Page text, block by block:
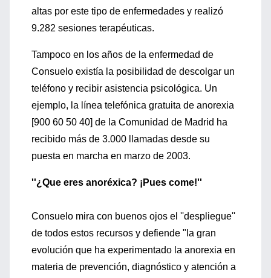
altas por este tipo de enfermedades y realizó
9.282 sesiones terapéuticas.
Tampoco en los años de la enfermedad de
Consuelo existía la posibilidad de descolgar un
teléfono y recibir asistencia psicológica. Un
ejemplo, la línea telefónica gratuita de anorexia
[900 60 50 40] de la Comunidad de Madrid ha
recibido más de 3.000 llamadas desde su
puesta en marcha en marzo de 2003.
''¿Que eres anoréxica? ¡Pues come!''
Consuelo mira con buenos ojos el ''despliegue''
de todos estos recursos y defiende "la gran
evolución que ha experimentado la anorexia en
materia de prevención, diagnóstico y atención a